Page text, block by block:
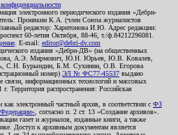
электронного периодического издания «Дебри-
Пронякин К.А. (член Союза журналистов
редактор: Харитонова И.Ю. Адрес редакции:
60-летия Октября, 88-46, т./ф.84212296081.
. E-mail: editor@debri-dv.com
издания «Дебри-ДВ» (на общественных
А.Э. Мирмович, Ю.Н. Юрьев, Ю.В. Ковалев,
С.Н. Бурындин, Б.М. Сухинин, О.В. Егорова
номер) ЭЛ № ФС77-45537 выдано
связи, информационных технологий и массовых
Территория распространения: Российская
электронный частный архив, в соответствии с ФЗ
, согласно п. 2 ст. 13 «Создание архивов».
газет и журналов, изданные книги, а также
Доступ к архивным документам является